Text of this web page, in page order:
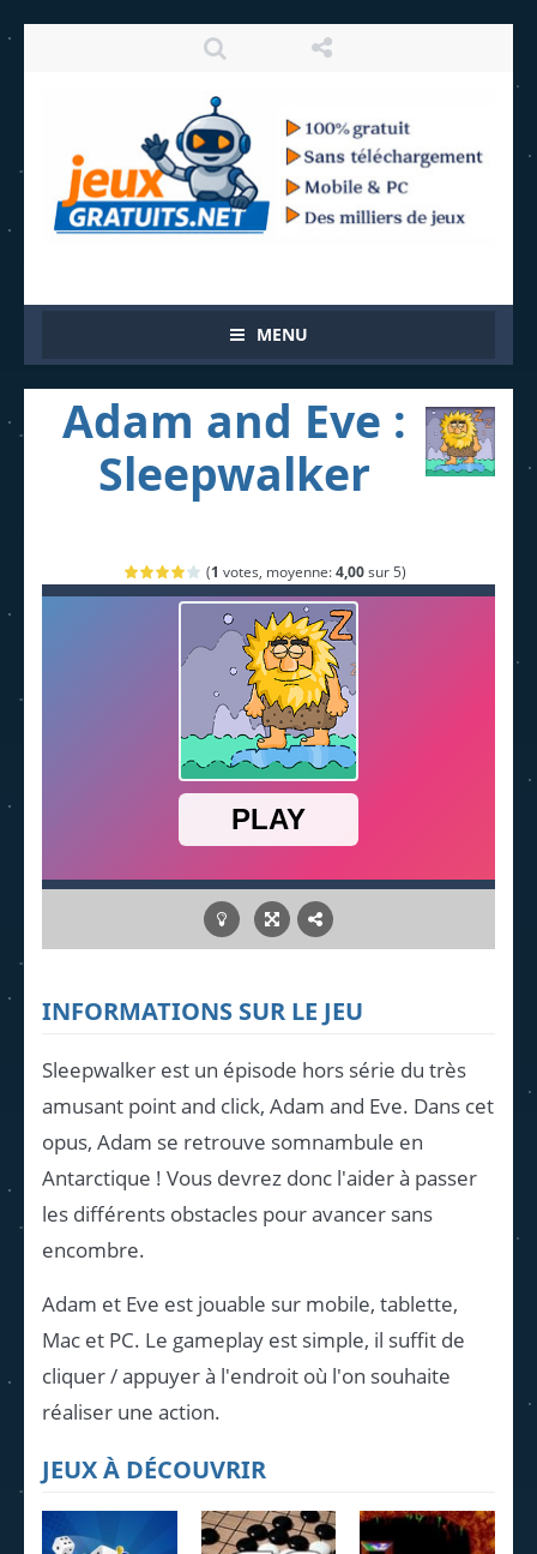
MENU
Adam and Eve :
Sleepwalker
(1 votes, moyenne:4,00sur 5)
INFORMATIONS SUR LE JEU
Sleepwalker est un épisode hors série du très
amusant point and click, Adam and Eve. Dans cet
opus, Adam se retrouve somnambule en
Antarctique ! Vous devrez donc l'aider à passer
les différents obstacles pour avancer sans
encombre.
Adam et Eve est jouable sur mobile, tablette,
Mac et PC. Le gameplay est simple, il suffit de
cliquer / appuyer à l'endroit où l'on souhaite
réaliser une action.
JEUX À DÉCOUVRIR